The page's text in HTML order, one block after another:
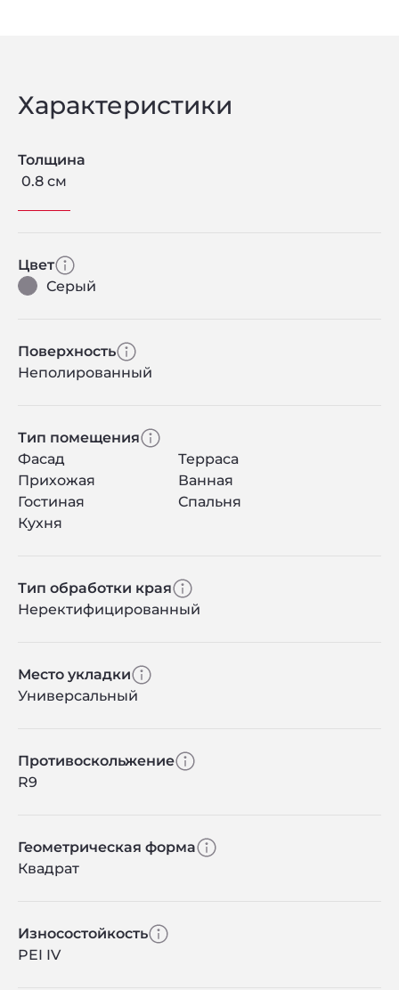
Характеристики
Толщина
0.8 см
Цвет
Серый
Поверхность
Неполированный
Тип помещения
Фасад
Терраса
Прихожая
Ванная
Гостиная
Спальня
Кухня
Тип обработки края
Неректифицированный
Место укладки
Универсальный
Противоскольжение
R9
Геометрическая форма
Квадрат
Износостойкость
PEI IV